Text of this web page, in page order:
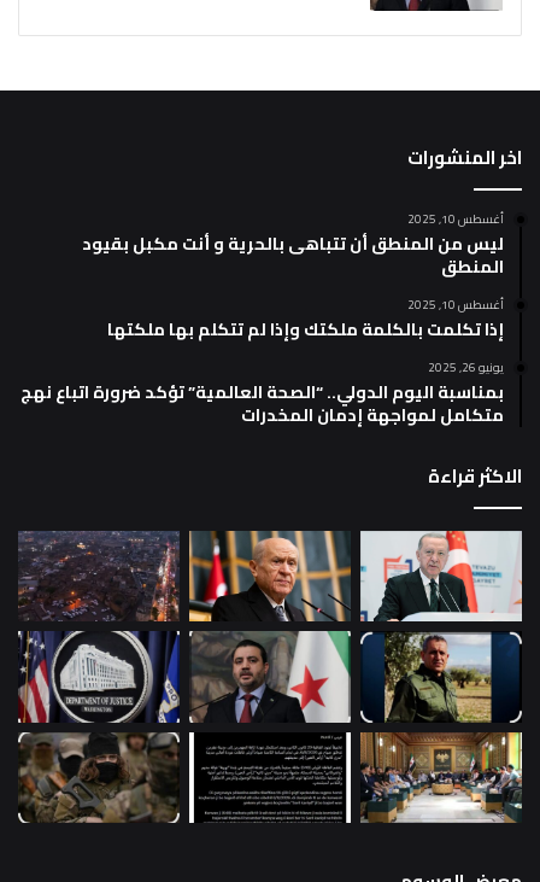
اخر المنشورات
أغسطس 10, 2025
ليس من المنطق أن تتباهى بالحرية و أنت مكبل بقيود
المنطق
أغسطس 10, 2025
إذا تكلمت بالكلمة ملكتك وإذا لم تتكلم بها ملكتها
يونيو 26, 2025
بمناسبة اليوم الدولي.. “الصحة العالمية” تؤكد ضرورة اتباع نهج
متكامل لمواجهة إدمان المخدرات
الاكثر قراءة